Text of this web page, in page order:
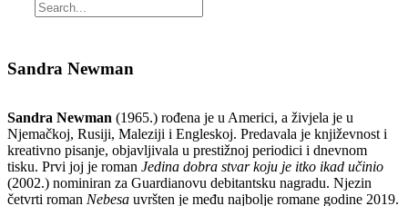
Sandra Newman
Sandra Newman (1965.) rođena je u Americi, a živjela je u
Njemačkoj, Rusiji, Maleziji i Engleskoj. Predavala je književnost i
kreativno pisanje, objavljivala u prestižnoj periodici i dnevnom
tisku. Prvi joj je roman Jedina dobra stvar koju je itko ikad učinio
(2002.) nominiran za Guardianovu debitantsku nagradu. Njezin
četvrti roman Nebesa uvršten je među najbolje romane godine 2019.